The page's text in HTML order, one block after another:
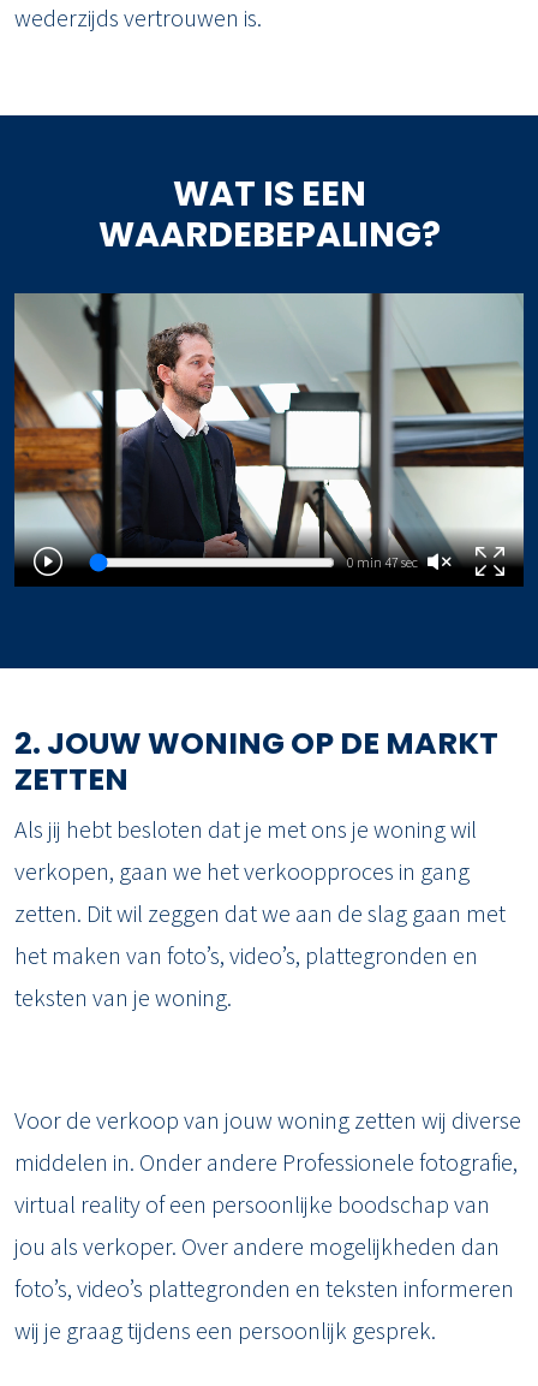
wederzijds vertrouwen is.
WAT IS EEN
WAARDEBEPALING?
0 min 47 sec
2. JOUW WONING OP DE MARKT
ZETTEN
Als jij hebt besloten dat je met ons je woning wil
verkopen, gaan we het verkoopproces in gang
zetten. Dit wil zeggen dat we aan de slag gaan met
het maken van foto’s, video’s, plattegronden en
teksten van je woning.
Voor de verkoop van jouw woning zetten wij diverse
middelen in. Onder andere Professionele fotografie,
virtual reality of een persoonlijke boodschap van
jou als verkoper. Over andere mogelijkheden dan
foto’s, video’s plattegronden en teksten informeren
wij je graag tijdens een persoonlijk gesprek.